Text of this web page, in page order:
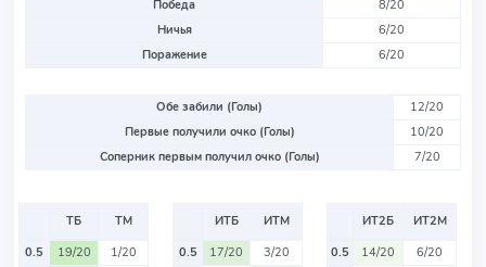
Победа
8/20
Ничья
6/20
Поражение
6/20
Обе забили (Голы)
12/20
Первые получили очко (Голы)
10/20
Соперник первым получил очко (Голы)
7/20
ТБ
ТМ
0.5
19/20
1/20
ИТБ
ИТМ
0.5
17/20
3/20
ИТ2Б
ИТ2М
0.5
14/20
6/20